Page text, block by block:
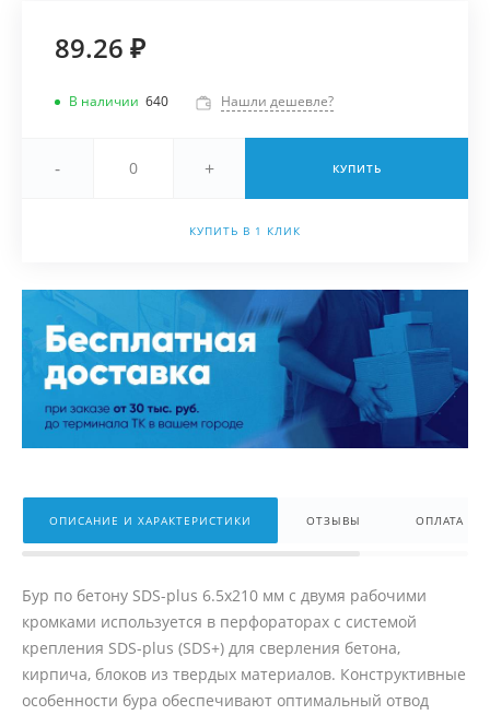
89.26 ₽
В наличии 640 Нашли дешевле?
- + КУПИТЬ
КУПИТЬ В 1 КЛИК
ОПИСАНИЕ И ХАРАКТЕРИСТИКИ ОТЗЫВЫ ОПЛАТА
Бур по бетону SDS-plus 6.5x210 мм с двумя рабочими
кромками используется в перфораторах с системой
крепления SDS-plus (SDS+) для сверления бетона,
кирпича, блоков из твердых материалов. Конструктивные
особенности бура обеспечивают оптимальный отвод